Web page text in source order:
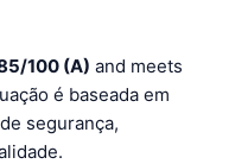
100 (A) and meets
é baseada em
segurança,